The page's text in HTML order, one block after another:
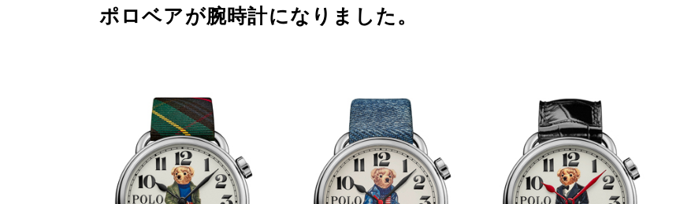
ポロベアが腕時計になりました。